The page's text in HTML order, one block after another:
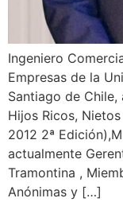
Ingeniero
Empresas de la
Santiago de Chile,
Hijos Ricos,
2012 2ª
actualmente
Tramontina ,
Anónimas y […]